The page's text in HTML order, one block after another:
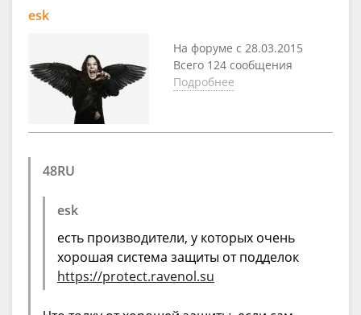
esk
На форуме с 28.03.2015
Всего 124 сообщения
Подробнее
48RU
esk
есть производители, у которых очень
хорошая система защиты от подделок
https://protect.ravenol.su